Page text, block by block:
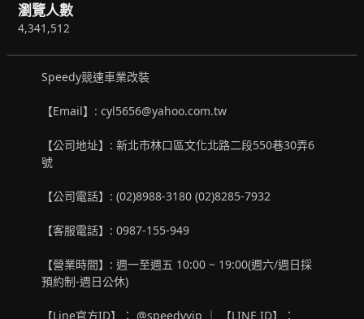
瀏覽人數
4,341,512
Speedy競速車業改裝
【Email】: cyl5656@yahoo.com.tw
【公司地址】: 新北市林口區文化北路二段550巷30弄6
號
【公司電話】: (02)8988-3180 (02)8285-7932
【客服電話】: 0987-155-949
【營業時間】: 週一至週五 10:00 ~ 19:00(週六/週日採
預約制-週日公休)
【Line官方ID】： @speedyvip ｜ 【LINE ID】：